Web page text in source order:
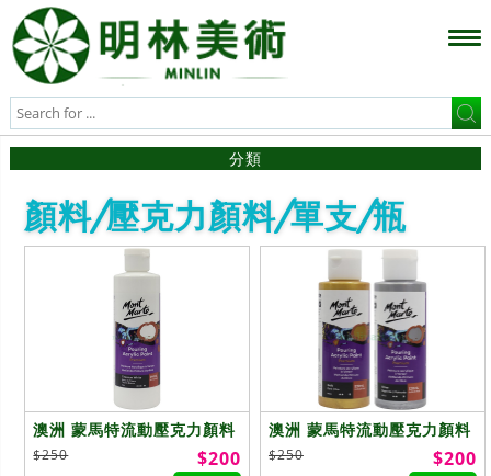
分類
顏料/壓克力顏料/單支/瓶
澳洲 蒙馬特流動壓克力顏料
(單色)240ml
$250 $200
澳洲 蒙馬特流動壓克力顏料
(金屬色)120ml
$250 $200